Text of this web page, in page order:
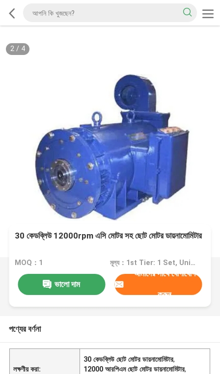
2/ 4
30 কেডব্লিউ 12000rpm এসি মোটর সহ ছোট মোটর ডায়নামোমিটার
MOQ：1 মূল্য：1st Tier: 1 Set, Unit Price USD 3.00 2nd Tier: 2-5 Sets, Unit Price USD 2.00 3rd Tier: Over 5 Sets, Unit Price USD 1.00
ভালো দাম
আমাদের সাথে যোগাযোগ
করুন
পণ্যের বর্ণনা
লক্ষণীয় করা:
30 কেডব্লিউ ছোট মোটর ডায়নামোমিটার,
12000 আরপিএম ছোট মোটর ডায়নামোমিটার,